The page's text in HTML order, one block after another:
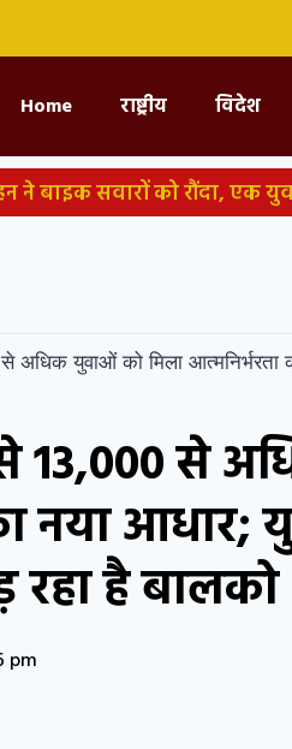
Home राष्ट्रीय विदेश
ने बाइक सवारों को रौंदा, एक
साय आज जारी करेंगे महतारी
युवाओं को मिला आत्मनिर्भरता
13,000 से
नया आधार;
रहा है बालको
pm